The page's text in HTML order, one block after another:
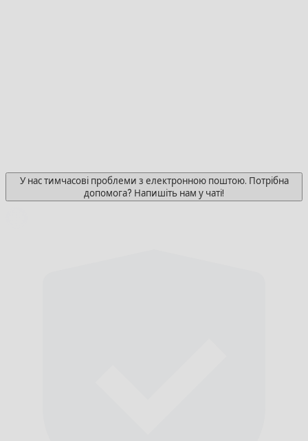
У нас тимчасові проблеми з електронною поштою. Потрібна
допомога? Напишіть нам у чаті!